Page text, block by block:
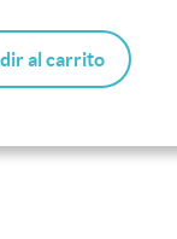
al carrito